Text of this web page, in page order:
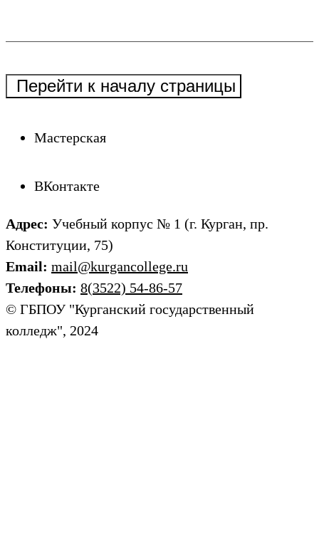
Перейти к началу страницы
Мастерская
ВКонтакте
Адрес: Учебный корпус № 1 (г. Курган, пр.
Конституции, 75)
Email: mail@kurgancollege.ru
Телефоны: 8(3522) 54-86-57
© ГБПОУ "Курганский государственный
колледж", 2024